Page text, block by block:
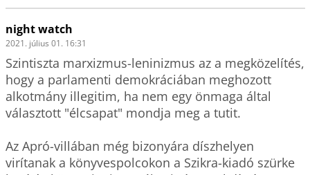
night watch
2021. július 01. 16:31
Szintiszta marxizmus-leninizmus az a megközelítés,
hogy a parlamenti demokráciában meghozott
alkotmány illegitim, ha nem egy önmaga által
választott "élcsapat" mondja meg a tutit.
Az Apró-villában még bizonyára díszhelyen
virítanak a könyvespolcokon a Szikra-kiadó szürke